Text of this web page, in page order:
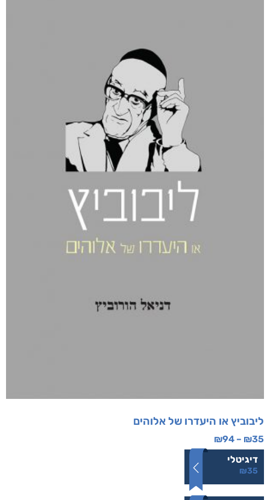
ליבוביץ או היעדרו של אלוהים
₪35
–
₪94
דיגיטלי
₪35